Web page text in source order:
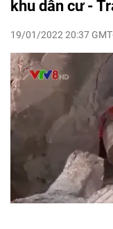
khu dân cư -
19/01/2022 20:37